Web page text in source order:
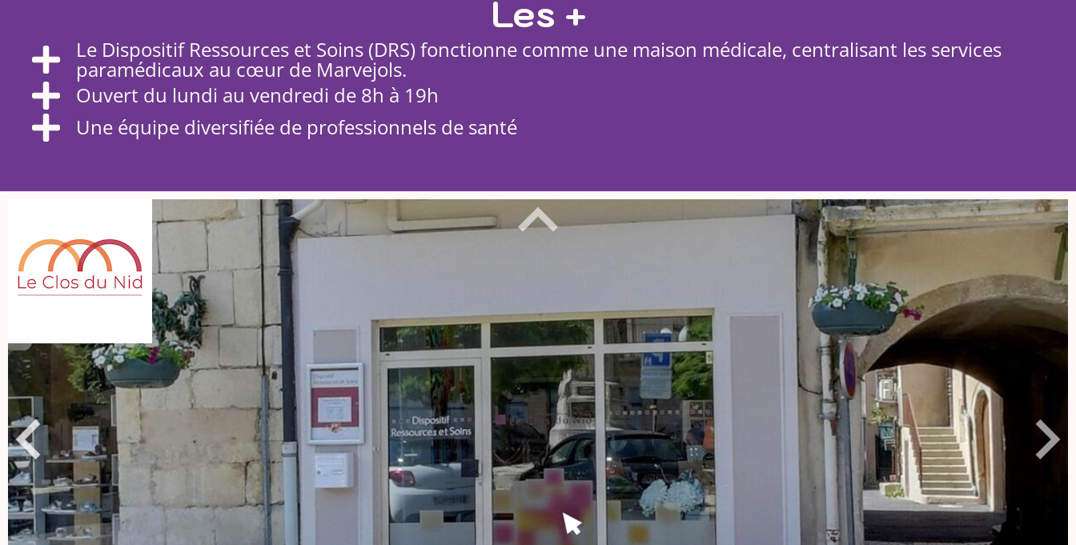
Les +
Le Dispositif Ressources et Soins (DRS) fonctionne comme une maison médicale, centralisant les services
paramédicaux au cœur de Marvejols.
Ouvert du lundi au vendredi de 8h à 19h
Une équipe diversifiée de professionnels de santé